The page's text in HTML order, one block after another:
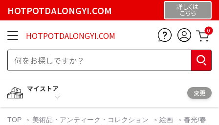
HOTPOTDALONGYI.COM 詳しくは
こちら
HOTPOTDALONGYI.COM 0
マイストア
変更
TOP 美術品・アンティーク・コレクション 絵画
春光/春